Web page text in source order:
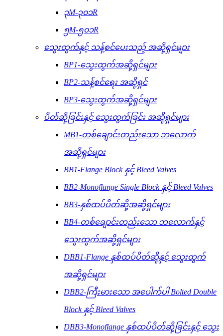
၃M-၃၀၁R
၅M-၅၀၁R
သွေးထွက်နှင့် သန့်စင်ပေးသည့် အဆို့ရှင်များ
BP1-သွေးထွက်အဆို့ရှင်များ
BP2-သန့်စင်ရေး အဆို့ရှင်
BP3-သွေးထွက်အဆို့ရှင်များ
ပိတ်ဆို့ခြင်းနှင့် သွေးထွက်ခြင်း အဆို့ရှင်များ
MB1-တစ်ချောင်းတည်းသော ဘလောက်
အဆို့ရှင်များ
BB1-Flange Block နှင့် Bleed Valves
BB2-Monoflange Single Block နှင့် Bleed Valves
BB3-နှစ်ထပ်ပိတ်ဆို့အဆို့ရှင်များ
BB4-တစ်ချောင်းတည်းသော ဘလောက်နှင့်
သွေးထွက်အဆို့ရှင်များ
DBB1-Flange နှစ်ထပ်ပိတ်ဆို့နှင့် သွေးထွက်
အဆို့ရှင်များ
DBB2-ကြီးမားသော အပေါက်ပါ Bolted Double
Block နှင့် Bleed Valves
DBB3-Monoflange နှစ်ထပ်ပိတ်ဆို့ခြင်းနှင့် သွေး